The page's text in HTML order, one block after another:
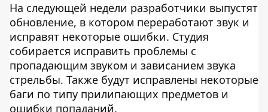
На следующей недели разработчики выпустят
обновление, в котором переработают звук и
исправят некоторые ошибки. Студия
собирается исправить проблемы с
пропадающим звуком и зависанием звука
стрельбы. Также будут исправлены некоторые
баги по типу прилипающих предметов и
ошибки попаданий.